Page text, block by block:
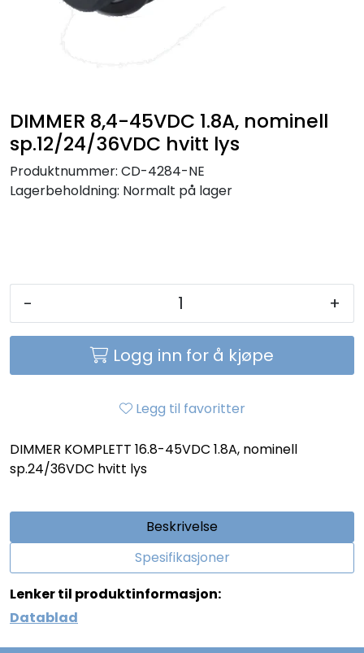
DIMMER 8,4-45VDC 1.8A, nominell
sp.12/24/36VDC hvitt lys
Produktnummer: CD-4284-NE
Lagerbeholdning: Normalt på lager
- +
Logg inn for å kjøpe
Legg til favoritter
DIMMER KOMPLETT 16.8-45VDC 1.8A, nominell
sp.24/36VDC hvitt lys
Beskrivelse
Spesifikasjoner
Lenker til produktinformasjon:
Datablad